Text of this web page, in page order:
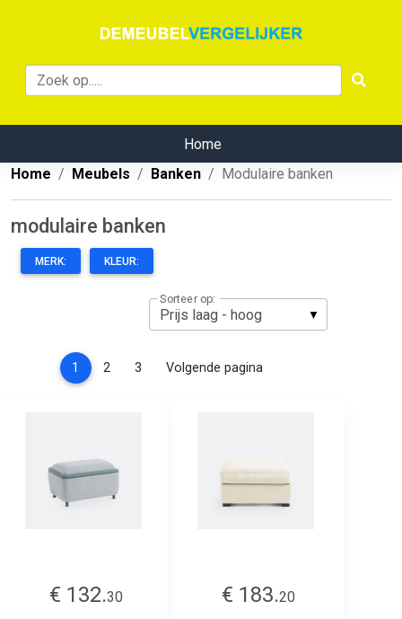
Home
Home
Meubels Banken Modulaire banken
modulaire banken
MERK: KLEUR:
Sorteer op:
1 (current)
2 3 Volgende pagina
€ 132.30
€ 183.20